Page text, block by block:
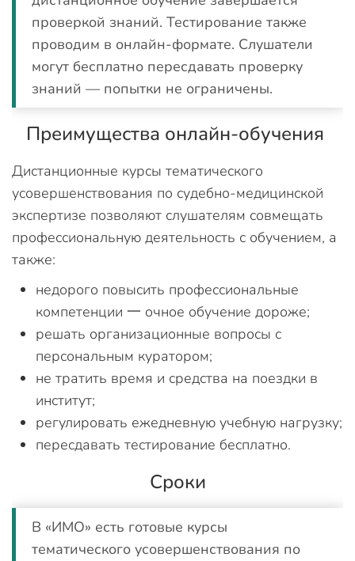
проверкой знаний. Тестирование также
проводим в онлайн-формате. Слушатели
могут бесплатно пересдавать проверку
знаний — попытки не ограничены.
Преимущества онлайн-обучения
Дистанционные курсы тематического
усовершенствования по судебно-медицинской
экспертизе позволяют слушателям совмещать
профессиональную деятельность с обучением, а
также:
недорого повысить профессиональные
компетенции 一 очное обучение дороже;
решать организационные вопросы с
персональным куратором;
не тратить время и средства на поездки в
институт;
регулировать ежедневную учебную нагрузку;
пересдавать тестирование бесплатно.
Сроки
В «ИМО» есть готовые курсы
тематического усовершенствования по